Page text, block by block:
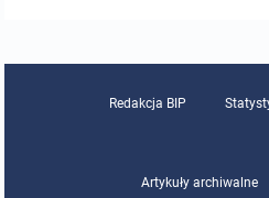
Redakcja BIP
Artykuły archiwalne